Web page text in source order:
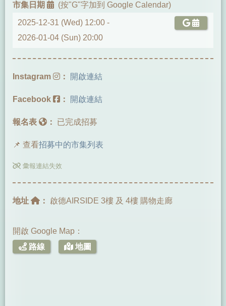
市集日期 (按"G"字加到 Google Calendar)
2025-12-31 (Wed) 12:00 -
2026-01-04 (Sun) 20:00
Instagram ： 開啟連結
Facebook ： 開啟連結
報名表 ： 已完成招募
📌 查看招募中的市集列表
彙報連結失效
地址 ： 啟德AIRSIDE 3樓 及 4樓 購物走廊
開啟 Google Map：
路線
地圖